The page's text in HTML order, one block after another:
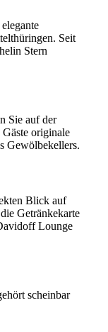
Seit
Stern
Sie auf der
originale
Gewölbekellers.
Blick auf
Getränkekarte
Lounge
scheinbar